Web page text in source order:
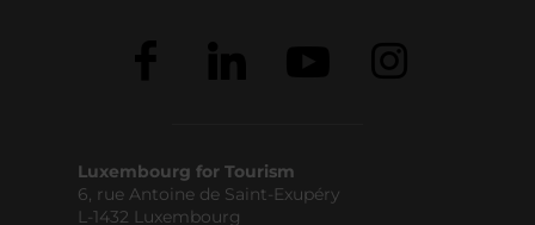
Luxembourg for Tourism
6, rue Antoine de Saint-Exupéry
L-1432 Luxembourg